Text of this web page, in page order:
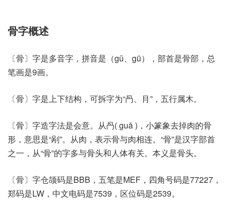
骨字概述
〔骨〕字是多音字，拼音是（gǔ、gū），部首是骨部，总
笔画是9画。
〔骨〕字是上下结构，可拆字为“冎、⺝”，五行属木。
〔骨〕字造字法是会意。从冎( guǎ )，小篆象去掉肉的骨
形，意思是“剐”。从肉，表示骨与肉相连。“骨”是汉字部首
之一，从“骨”的字多与骨头和人体有关。本义是骨头。
〔骨〕字仓颉码是BBB，五笔是MEF，四角号码是77227，
郑码是LW，中文电码是7539，区位码是2539。